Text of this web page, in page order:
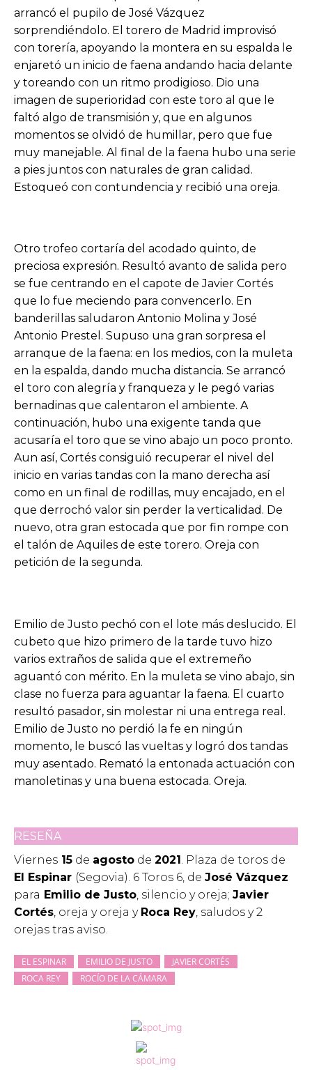
arrancó el pupilo de José Vázquez
sorprendiéndolo. El torero de Madrid improvisó
con torería, apoyando la montera en su espalda le
enjaretó un inicio de faena andando hacia delante
y toreando con un ritmo prodigioso. Dio una
imagen de superioridad con este toro al que le
faltó algo de transmisión y, que en algunos
momentos se olvidó de humillar, pero que fue
muy manejable. Al final de la faena hubo una serie
a pies juntos con naturales de gran calidad.
Estoqueó con contundencia y recibió una oreja.
Otro trofeo cortaría del acodado quinto, de
preciosa expresión. Resultó avanto de salida pero
se fue centrando en el capote de Javier Cortés
que lo fue meciendo para convencerlo. En
banderillas saludaron Antonio Molina y José
Antonio Prestel. Supuso una gran sorpresa el
arranque de la faena: en los medios, con la muleta
en la espalda, dando mucha distancia. Se arrancó
el toro con alegría y franqueza y le pegó varias
bernadinas que calentaron el ambiente. A
continuación, hubo una exigente tanda que
acusaría el toro que se vino abajo un poco pronto.
Aun así, Cortés consiguió recuperar el nivel del
inicio en varias tandas con la mano derecha así
como en un final de rodillas, muy encajado, en el
que derrochó valor sin perder la verticalidad. De
nuevo, otra gran estocada que por fin rompe con
el talón de Aquiles de este torero. Oreja con
petición de la segunda.
Emilio de Justo pechó con el lote más deslucido. El
cubeto que hizo primero de la tarde tuvo hizo
varios extraños de salida que el extremeño
aguantó con mérito. En la muleta se vino abajo, sin
clase no fuerza para aguantar la faena. El cuarto
resultó pasador, sin molestar ni una entrega real.
Emilio de Justo no perdió la fe en ningún
momento, le buscó las vueltas y logró dos tandas
muy asentado. Remató la entonada actuación con
manoletinas y una buena estocada. Oreja.
RESEÑA
Viernes 15 de agosto de 2021 . Plaza de toros de
El Espinar (Segovia). 6 Toros 6, de José Vázquez
para Emilio de Justo, silencio y oreja; Javier
Cortés, oreja y oreja y Roca Rey, saludos y 2
orejas tras aviso.
EL ESPINAR EMILIO DE JUSTO
JAVIER CORTÉS
ROCA REY
ROCÍO DE LA CÁMARA